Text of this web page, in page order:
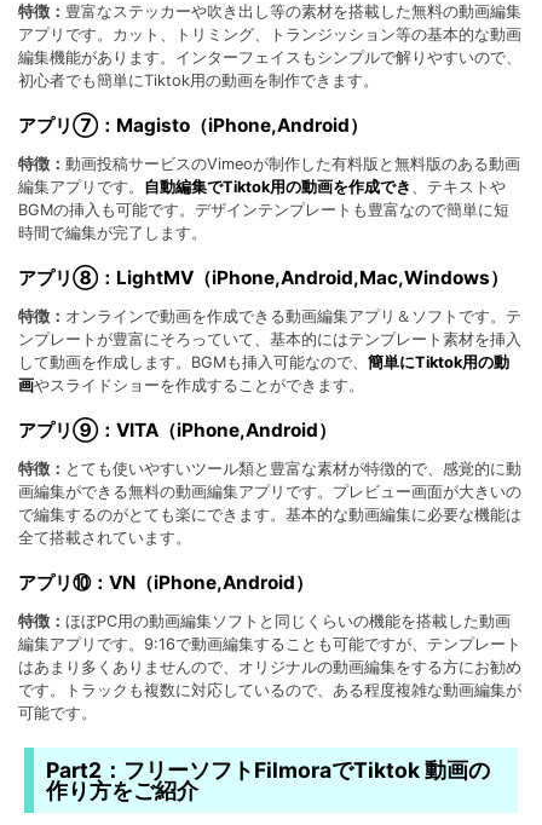
特徴： 豊富なステッカーや吹き出し等の素材を搭載した無料の動画編集
アプリです。カット、トリミング、トランジッション等の基本的な動画
編集機能があります。インターフェイスもシンプルで解りやすいので、
初心者でも簡単にTiktok用の動画を制作できます。
アプリ⑦：Magisto（iPhone,Android）
特徴： 動画投稿サービスのVimeoが制作した有料版と無料版のある動画
編集アプリです。 自動編集でTiktok用の動画を作成でき
、テキストや
BGMの挿入も可能です。デザインテンプレートも豊富なので簡単に短
時間で編集が完了します。
アプリ⑧：LightMV（iPhone,Android,Mac,Windows）
特徴： オンラインで動画を作成できる動画編集アプリ＆ソフトです。テ
ンプレートが豊富にそろっていて、基本的にはテンプレート素材を挿入
して動画を作成します。BGMも挿入可能なので、 簡単にTiktok用の動
画やスライドショーを作成することができます。
アプリ⑨：VITA（iPhone,Android）
特徴： とても使いやすいツール類と豊富な素材が特徴的で、感覚的に動
画編集ができる無料の動画編集アプリです。プレビュー画面が大きいの
で編集するのがとても楽にできます。基本的な動画編集に必要な機能は
全て搭載されています。
アプリ⑩：VN（iPhone,Android）
特徴： ほぼPC用の動画編集ソフトと同じくらいの機能を搭載した動画
編集アプリです。9:16で動画編集することも可能ですが、テンプレート
はあまり多くありませんので、オリジナルの動画編集をする方にお勧め
です。トラックも複数に対応しているので、ある程度複雑な動画編集が
可能です。
Part2：フリーソフトFilmoraでTiktok 動画の
作り方をご紹介